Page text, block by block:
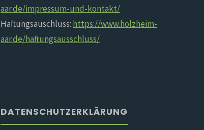
aar.de/impressum-und-kontakt/
Haftungsauschluss: https://www.holzheim-
aar.de/haftungsausschluss/
DATENSCHUTZERKLÄRUNG